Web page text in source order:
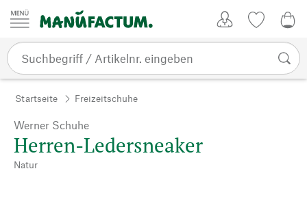
Zum Inhalt springen
Startseite Freizeitschuhe
Werner Schuhe
Herren-Ledersneaker
Natur